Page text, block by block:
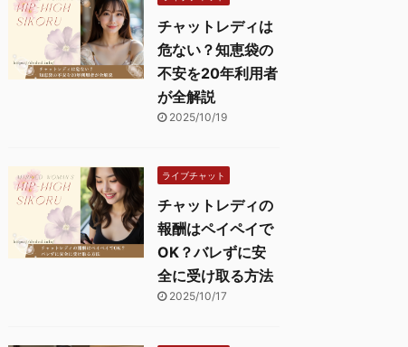
チャットレディは
危ない？知恵袋の
不安を20年利用者
が全解説
2025/10/19
ライブチャット
チャットレディの
報酬はペイペイで
OK？バレずに安
全に受け取る方法
2025/10/17